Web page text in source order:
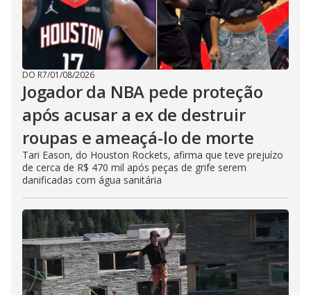
DO R7/01/08/2026
Jogador da NBA pede proteção
após acusar a ex de destruir
roupas e ameaçá-lo de morte
Tari Eason, do Houston Rockets, afirma que teve prejuízo
de cerca de R$ 470 mil após peças de grife serem
danificadas com água sanitária